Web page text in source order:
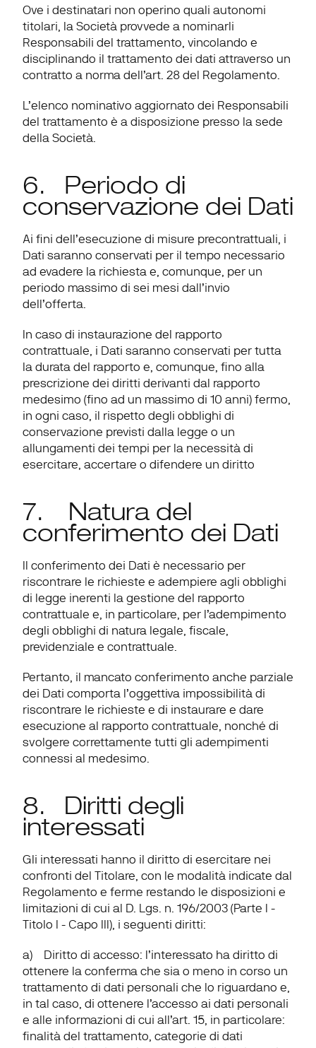
Ove i destinatari non operino quali autonomi
titolari, la Società provvede a nominarli
Responsabili del trattamento, vincolando e
disciplinando il trattamento dei dati attraverso un
contratto a norma dell’art. 28 del Regolamento.
L’elenco nominativo aggiornato dei Responsabili
del trattamento è a disposizione presso la sede
della Società.
6.   Periodo di
conservazione dei Dati
Ai fini dell’esecuzione di misure precontrattuali, i
Dati saranno conservati per il tempo necessario
ad evadere la richiesta e, comunque, per un
periodo massimo di sei mesi dall’invio
dell’offerta.
In caso di instaurazione del rapporto
contrattuale, i Dati saranno conservati per tutta
la durata del rapporto e, comunque, fino alla
prescrizione dei diritti derivanti dal rapporto
medesimo (fino ad un massimo di 10 anni) fermo,
in ogni caso, il rispetto degli obblighi di
conservazione previsti dalla legge o un
allungamenti dei tempi per la necessità di
esercitare, accertare o difendere un diritto
7.    Natura del
conferimento dei Dati
Il conferimento dei Dati è necessario per
riscontrare le richieste e adempiere agli obblighi
di legge inerenti la gestione del rapporto
contrattuale e, in particolare, per l’adempimento
degli obblighi di natura legale, fiscale,
previdenziale e contrattuale.
Pertanto, il mancato conferimento anche parziale
dei Dati comporta l’oggettiva impossibilità di
riscontrare le richieste e di instaurare e dare
esecuzione al rapporto contrattuale, nonché di
svolgere correttamente tutti gli adempimenti
connessi al medesimo.
8.   Diritti degli
interessati
Gli interessati hanno il diritto di esercitare nei
confronti del Titolare, con le modalità indicate dal
Regolamento e ferme restando le disposizioni e
limitazioni di cui al D. Lgs. n. 196/2003 (Parte I -
Titolo I - Capo III), i seguenti diritti:
a) Diritto di accesso: l’interessato ha diritto di
ottenere la conferma che sia o meno in corso un
trattamento di dati personali che lo riguardano e,
in tal caso, di ottenere l’accesso ai dati personali
e alle informazioni di cui all’art. 15, in particolare:
finalità del trattamento, categorie di dati